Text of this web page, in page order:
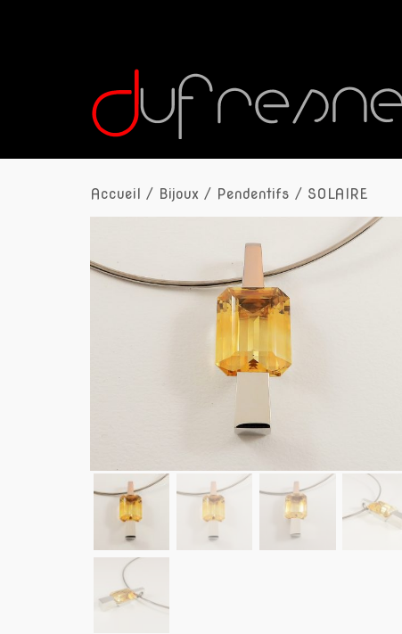
Accueil / Bijoux / Pendentifs / SOLAIRE